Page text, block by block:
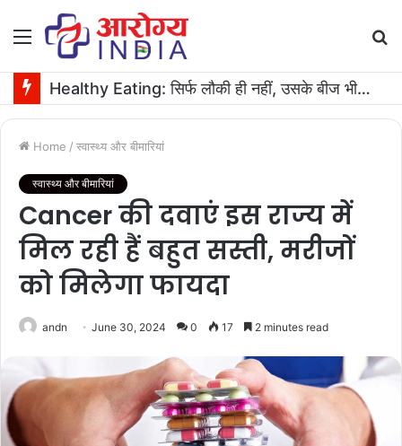
Menu
Healthy Eating: सिर्फ लौकी ही नहीं, उसके बीज भी हैं काम के! फायदे मिलेंगे कमाल के!
Home / स्वास्थ्य और बीमारियां
स्वास्थ्य और बीमारियां
Cancer की दवाएं इस राज्य में
मिल रही हैं बहुत सस्ती,​ मरीजों
को मिलेगा फायदा
andn June 30, 2024 0 17 2 minutes read